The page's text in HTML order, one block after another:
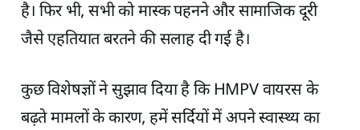
है। फिर भी, सभी को मास्क पहनने और सामाजिक दूरी
जैसे एहतियात बरतने की सलाह दी गई है।
कुछ विशेषज्ञों ने सुझाव दिया है कि HMPV वायरस के
बढ़ते मामलों के कारण, हमें सर्दियों में अपने स्वास्थ्य का